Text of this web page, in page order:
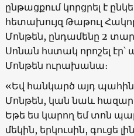
ընթացքում կորցրել է
հետախույզ Թաթուլ
Մոնթեն, ընդամենը 2
Սոնան հստակ որոշել էր՝
Մոնթեն ուրախանա։
«Եվ հանկարծ այդ
Մոնթեն, կան նաև
Եթե ես կարող եմ տոն
մեկին, երկուսին, գուցե